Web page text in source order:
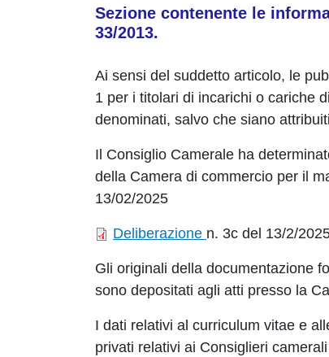
Sezione contenente le
33/2013.
Ai sensi del suddetto articolo, le
1 per i titolari di incarichi o cariche
denominati, salvo che siano
Il Consiglio Camerale ha
della Camera di commercio per il
13/02/2025
Deliberazione n. 3c del 13/2/
Gli originali della documentazione
sono depositati agli atti presso la
I dati relativi al curriculum vitae e
privati relativi ai Consiglieri